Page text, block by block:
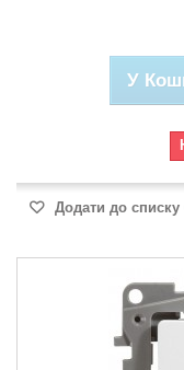
У
Додати до